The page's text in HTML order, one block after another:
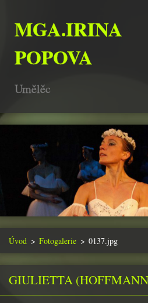
MGA.IRINA
POPOVA
Umělěc
Úvod > Fotogalerie > 0137.jpg
GIULIETTA